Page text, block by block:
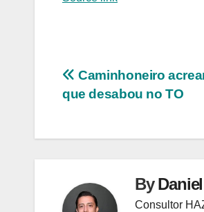
Navegação
de
Post
Caminhoneiro
que desabou no TO
By
Consultor